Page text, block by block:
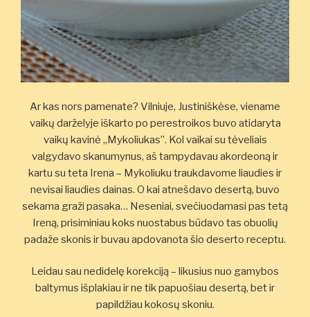
Ar kas nors pamenate? Vilniuje, Justiniškėse, viename
vaikų darželyje iškarto po perestroikos buvo atidaryta
vaikų kavinė „Mykoliukas”. Kol vaikai su tėveliais
valgydavo skanumynus, aš tampydavau akordeoną ir
kartu su teta Irena – Mykoliuku traukdavome liaudies ir
nevisai liaudies dainas. O kai atnešdavo desertą, buvo
sekama graži pasaka… Neseniai, svečiuodamasi pas tetą
Ireną, prisiminiau koks nuostabus būdavo tas obuolių
padaže skonis ir buvau apdovanota šio deserto receptu.
Leidau sau nedidelę korekciją – likusius nuo gamybos
baltymus išplakiau ir ne tik papuošiau desertą, bet ir
papildžiau kokosų skoniu.